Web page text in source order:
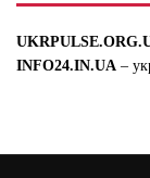
INFO24.IN.UA –